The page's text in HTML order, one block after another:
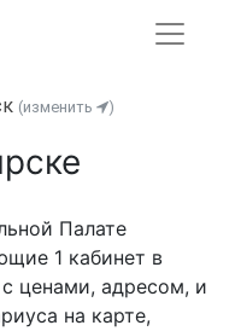
(изменить )
Палате
1 кабинет в
ценами, адресом, и
на карте,